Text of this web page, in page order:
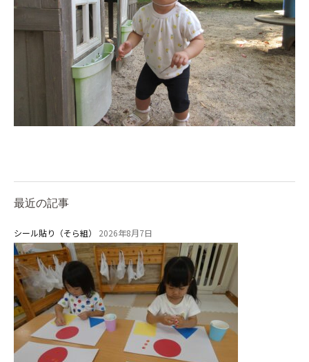
最近の記事
シール貼り（そら組） 2026年8月7日
0歳親子登園［マカロンクラス ]
1歳・2歳親子登園［マリポサクラ
2歳児ひとり登園［ゆず組 ]
グループ施設・
関係先リンク
学校法⼈諏訪森学園 諏訪森幼稚
園
社会福祉法人野田福祉会